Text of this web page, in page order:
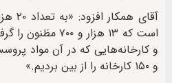
است که ۱۳ هزار و
و کارخانه‌هایی که در آن مواد
و ۱۵۰ کارخانه را از بین بردیم.»